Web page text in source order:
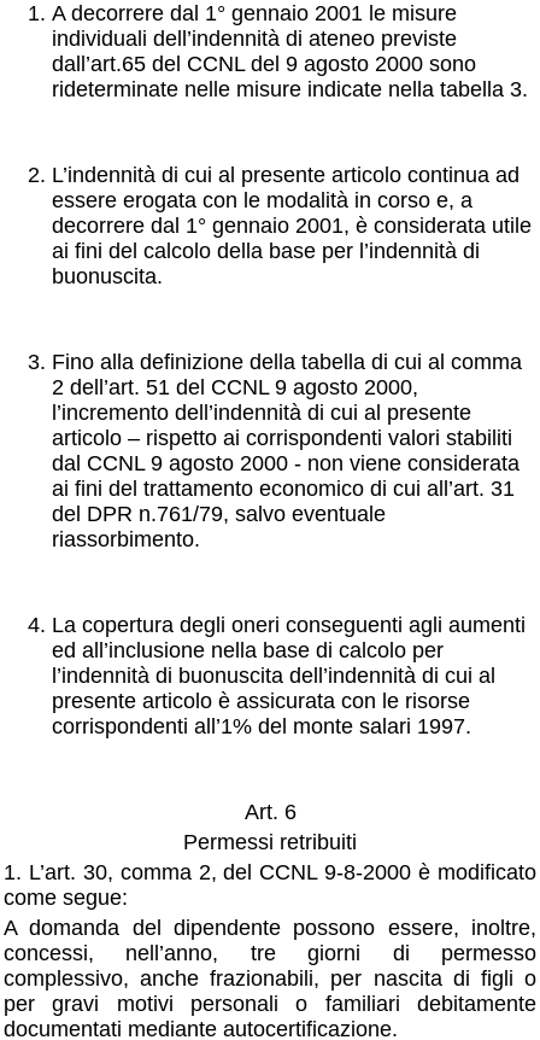
A decorrere dal 1° gennaio 2001 le misure
individuali dell’indennità di ateneo previste
dall’art.65 del CCNL del 9 agosto 2000 sono
rideterminate nelle misure indicate nella tabella 3.
L’indennità di cui al presente articolo continua ad
essere erogata con le modalità in corso e, a
decorrere dal 1° gennaio 2001, è considerata utile
ai fini del calcolo della base per l’indennità di
buonuscita.
Fino alla definizione della tabella di cui al comma
2 dell’art. 51 del CCNL 9 agosto 2000,
l’incremento dell’indennità di cui al presente
articolo – rispetto ai corrispondenti valori stabiliti
dal CCNL 9 agosto 2000 - non viene considerata
ai fini del trattamento economico di cui all’art. 31
del DPR n.761/79, salvo eventuale
riassorbimento.
La copertura degli oneri conseguenti agli aumenti
ed all’inclusione nella base di calcolo per
l’indennità di buonuscita dell’indennità di cui al
presente articolo è assicurata con le risorse
corrispondenti all’1% del monte salari 1997.
Art. 6
Permessi retribuiti
1. L’art. 30, comma 2, del CCNL 9-8-2000 è modificato
come segue:
A domanda del dipendente possono essere, inoltre,
concessi, nell’anno, tre giorni di permesso
complessivo, anche frazionabili, per nascita di figli o
per gravi motivi personali o familiari debitamente
documentati mediante autocertificazione.